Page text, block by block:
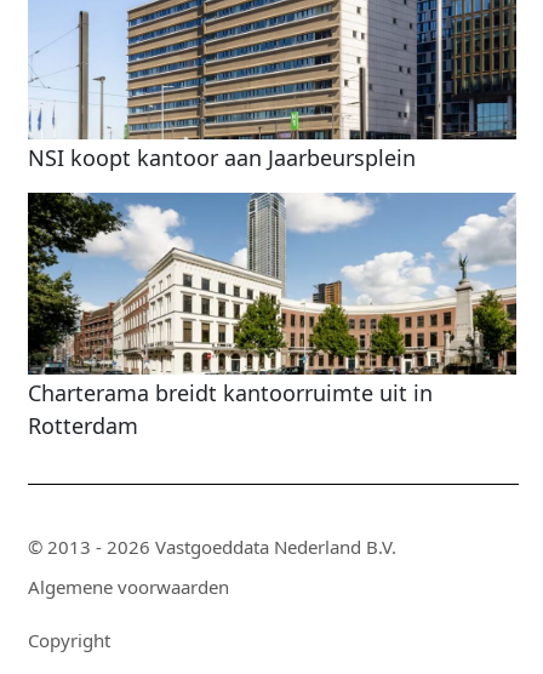
NSI koopt kantoor aan Jaarbeursplein
Charterama breidt kantoorruimte uit in
Rotterdam
© 2013 - 2026 Vastgoeddata Nederland B.V.
Algemene voorwaarden
Copyright